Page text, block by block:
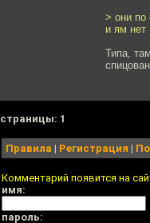
> они по
и ям нет
Типа,
cтраницы: 1
Правила | Регистрация |
Комментарий появится на
имя:
пароль: